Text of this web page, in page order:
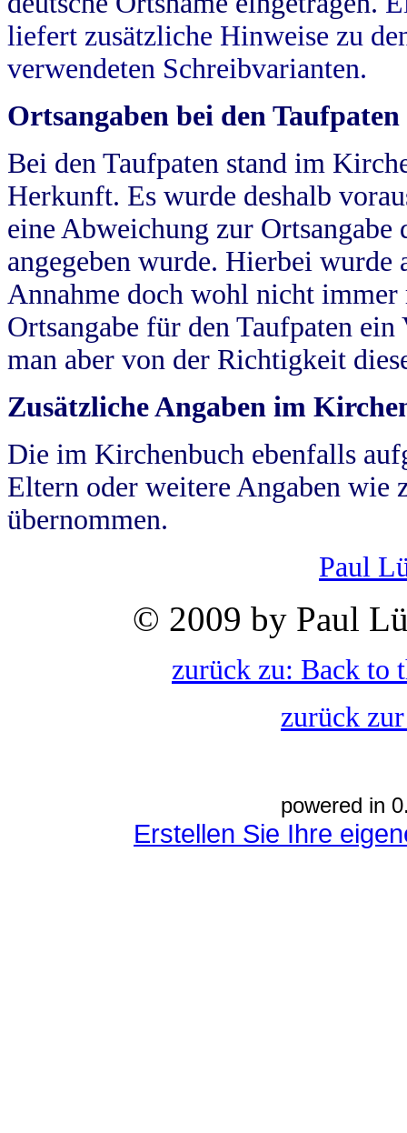
liefert zusätzliche Hinweise zu
verwendeten Schreibvarianten.
Ortsangaben bei den Taufpaten
Bei den Taufpaten stand im
Herkunft. Es wurde deshalb
eine Abweichung zur
angegeben wurde. Hierbei wurde
Annahme doch wohl nicht
Ortsangabe für den Taufpaten
man aber von der Richtigkeit
Zusätzliche Angaben im
Die im Kirchenbuch ebenfalls
Eltern oder weitere Angaben wie
übernommen.
Paul
© 2009 by Paul
zurück zu: Back to
zurück
powered in
Erstellen Sie Ihre